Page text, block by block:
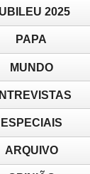
2025
PAPA
MUNDO
ESPECIAIS
ARQUIVO